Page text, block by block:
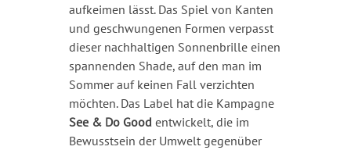
aufkeimen lässt. Das Spiel von Kanten
und geschwungenen Formen verpasst
dieser nachhaltigen Sonnenbrille einen
spannenden Shade, auf den man im
Sommer auf keinen Fall verzichten
möchten. Das Label hat die Kampagne
See & Do Goodentwickelt, die im
Bewusstsein der Umwelt gegenüber